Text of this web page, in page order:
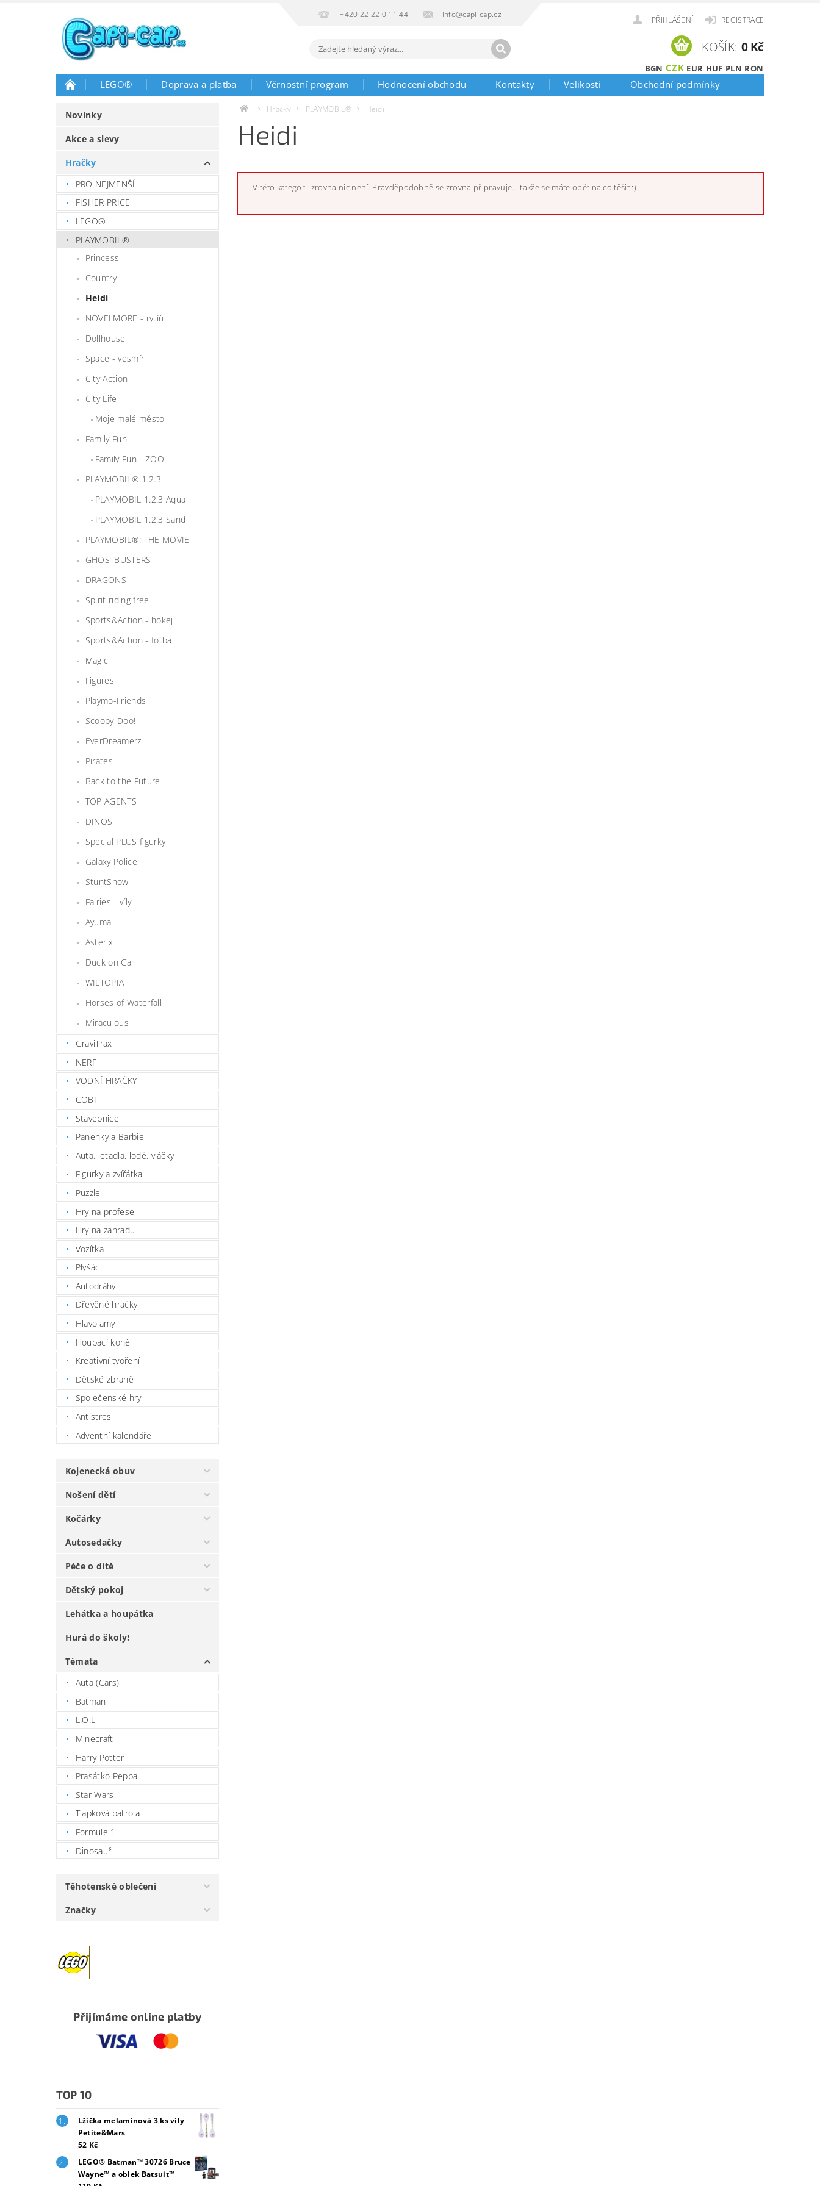
+420 22 22 0 11 44 info@capi-cap.cz
PŘIHLÁŠENÍ REGISTRACE
BGN CZK EUR HUF PLN RON
KOŠÍK: 0 Kč
LEGO® Doprava a platba Věrnostní program Hodnocení obchodu Kontakty Velikosti Obchodní podmínky
Novinky
Akce a slevy
Hračky
PRO NEJMENŠÍ
FISHER PRICE
LEGO®
PLAYMOBIL®
Princess
Country
Heidi
NOVELMORE - rytíři
Dollhouse
Space - vesmír
City Action
City Life
Moje malé město
Family Fun
Family Fun - ZOO
PLAYMOBIL® 1.2.3
PLAYMOBIL 1.2.3 Aqua
PLAYMOBIL 1.2.3 Sand
PLAYMOBIL®: THE MOVIE
GHOSTBUSTERS
DRAGONS
Spirit riding free
Sports&Action - hokej
Sports&Action - fotbal
Magic
Figures
Playmo-Friends
Scooby-Doo!
EverDreamerz
Pirates
Back to the Future
TOP AGENTS
DINOS
Special PLUS figurky
Galaxy Police
StuntShow
Fairies - víly
Ayuma
Asterix
Duck on Call
WILTOPIA
Horses of Waterfall
Miraculous
GraviTrax
NERF
VODNÍ HRAČKY
COBI
Stavebnice
Panenky a Barbie
Auta, letadla, lodě, vláčky
Figurky a zvířátka
Puzzle
Hry na profese
Hry na zahradu
Vozítka
Plyšáci
Autodráhy
Dřevěné hračky
Hlavolamy
Houpací koně
Kreativní tvoření
Dětské zbraně
Společenské hry
Antistres
Adventní kalendáře
Kojenecká obuv
Nošení dětí
Kočárky
Autosedačky
Péče o dítě
Dětský pokoj
Lehátka a houpátka
Hurá do školy!
Témata
Auta (Cars)
Batman
L.O.L
Minecraft
Harry Potter
Prasátko Peppa
Star Wars
Tlapková patrola
Formule 1
Dinosauři
Těhotenské oblečení
Značky
Přijímáme online platby
TOP 10
Lžička melaminová 3 ks víly
Petite&Mars
52 Kč
LEGO® Batman™ 30726 Bruce
Wayne™ a oblek Batsuit™
Hračky PLAYMOBIL® Heidi
Heidi
V této kategorii zrovna nic není. Pravděpodobně se zrovna připravuje... takže se máte opět na co těšit :)